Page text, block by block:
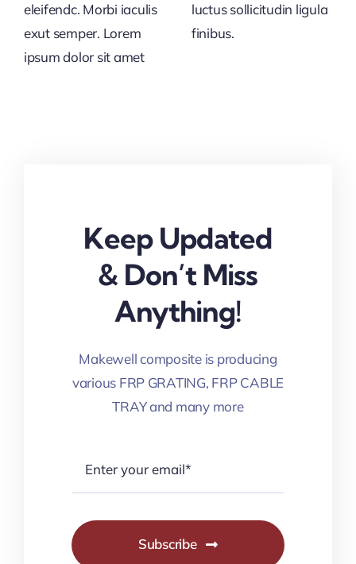
eleifendc. Morbi iaculis
exut semper. Lorem
ipsum dolor sit amet
luctus sollicitudin ligula
finibus.
Keep Updated
& Don’t Miss
Anything!
Makewell composite is producing
various FRP GRATING, FRP CABLE
TRAY and many more
Subscribe